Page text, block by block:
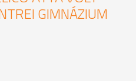
GIMNÁZIUM